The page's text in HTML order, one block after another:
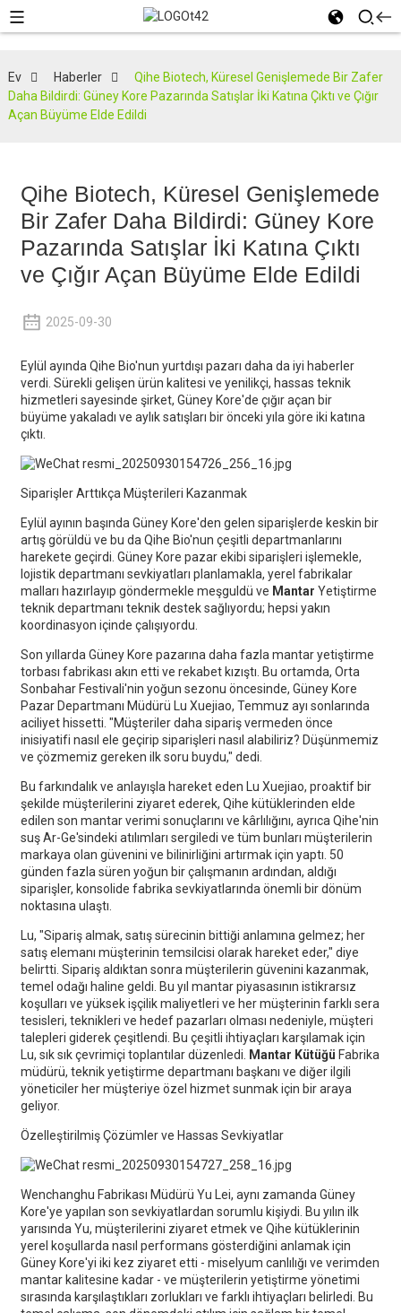
Ev Haberler
Qihe Biotech, Küresel Genişlemede Bir Zafer
Daha Bildirdi: Güney Kore Pazarında Satışlar İki Katına Çıktı ve Çığır
Açan Büyüme Elde Edildi
Qihe Biotech, Küresel Genişlemede
Bir Zafer Daha Bildirdi: Güney Kore
Pazarında Satışlar İki Katına Çıktı
ve Çığır Açan Büyüme Elde Edildi
2025-09-30
Eylül ayında Qihe Bio'nun yurtdışı pazarı daha da iyi haberler
verdi. Sürekli gelişen ürün kalitesi ve yenilikçi, hassas teknik
hizmetleri sayesinde şirket, Güney Kore'de çığır açan bir
büyüme yakaladı ve aylık satışları bir önceki yıla göre iki katına
çıktı.
Siparişler Arttıkça Müşterileri Kazanmak
Eylül ayının başında Güney Kore'den gelen siparişlerde keskin bir
artış görüldü ve bu da Qihe Bio'nun çeşitli departmanlarını
harekete geçirdi. Güney Kore pazar ekibi siparişleri işlemekle,
lojistik departmanı sevkiyatları planlamakla, yerel fabrikalar
malları hazırlayıp göndermekle meşguldü ve Mantar Yetiştirme
teknik departmanı teknik destek sağlıyordu; hepsi yakın
koordinasyon içinde çalışıyordu.
Son yıllarda Güney Kore pazarına daha fazla mantar yetiştirme
torbası fabrikası akın etti ve rekabet kızıştı. Bu ortamda, Orta
Sonbahar Festivali'nin yoğun sezonu öncesinde, Güney Kore
Pazar Departmanı Müdürü Lu Xuejiao, Temmuz ayı sonlarında
aciliyet hissetti. "Müşteriler daha sipariş vermeden önce
inisiyatifi nasıl ele geçirip siparişleri nasıl alabiliriz? Düşünmemiz
ve çözmemiz gereken ilk soru buydu," dedi.
Bu farkındalık ve anlayışla hareket eden Lu Xuejiao, proaktif bir
şekilde müşterilerini ziyaret ederek, Qihe kütüklerinden elde
edilen son mantar verimi sonuçlarını ve kârlılığını, ayrıca Qihe'nin
suş Ar-Ge'sindeki atılımları sergiledi ve tüm bunları müşterilerin
markaya olan güvenini ve bilinirliğini artırmak için yaptı. 50
günden fazla süren yoğun bir çalışmanın ardından, aldığı
siparişler, konsolide fabrika sevkiyatlarında önemli bir dönüm
noktasına ulaştı.
Lu, "Sipariş almak, satış sürecinin bittiği anlamına gelmez; her
satış elemanı müşterinin temsilcisi olarak hareket eder," diye
belirtti. Sipariş aldıktan sonra müşterilerin güvenini kazanmak,
temel odağı haline geldi. Bu yıl mantar piyasasının istikrarsız
koşulları ve yüksek işçilik maliyetleri ve her müşterinin farklı sera
tesisleri, teknikleri ve hedef pazarları olması nedeniyle, müşteri
talepleri giderek çeşitlendi. Bu çeşitli ihtiyaçları karşılamak için
Lu, sık sık çevrimiçi toplantılar düzenledi. Mantar Kütüğü Fabrika
müdürü, teknik yetiştirme departmanı başkanı ve diğer ilgili
yöneticiler her müşteriye özel hizmet sunmak için bir araya
geliyor.
Özelleştirilmiş Çözümler ve Hassas Sevkiyatlar
Wenchanghu Fabrikası Müdürü Yu Lei, aynı zamanda Güney
Kore'ye yapılan son sevkiyatlardan sorumlu kişiydi. Bu yılın ilk
yarısında Yu, müşterilerini ziyaret etmek ve Qihe kütüklerinin
yerel koşullarda nasıl performans gösterdiğini anlamak için
Güney Kore'yi iki kez ziyaret etti - miselyum canlılığı ve verimden
mantar kalitesine kadar - ve müşterilerin yetiştirme yönetimi
sırasında karşılaştıkları zorlukları ve farklı ihtiyaçları belirledi. Bu